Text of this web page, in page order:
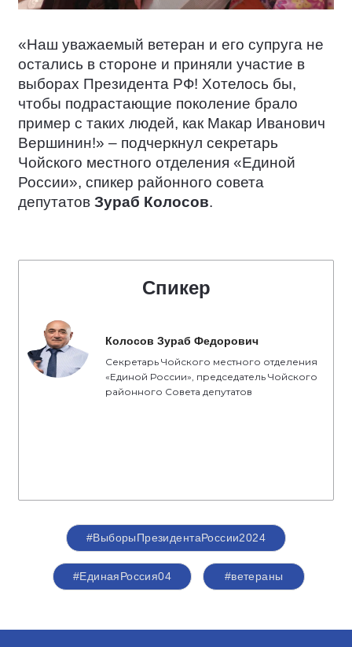
«Наш уважаемый ветеран и его супруга не
остались в стороне и приняли участие в
выборах Президента РФ! Хотелось бы,
чтобы подрастающие поколение брало
пример с таких людей, как Макар Иванович
Вершинин!» – подчеркнул секретарь
Чойского местного отделения «Единой
России», спикер районного совета
депутатов Зураб Колосов.
Спикер
Колосов Зураб Федорович
Секретарь Чойского местного отделения
«Единой России», председатель Чойского
районного Совета депутатов
#ВыборыПрезидентаРоссии2024
#ЕдинаяРоссия04 #ветераны